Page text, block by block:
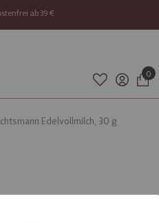
ab 39 €– Versandstopp bei >25°C
DHL GoGreen
0
Edelvollmilch, 30 g